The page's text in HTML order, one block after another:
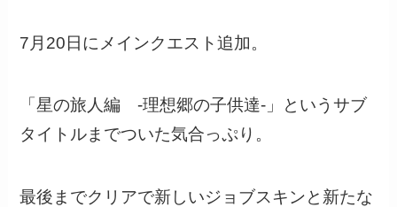
7月20日にメインクエスト追加。
「星の旅人編 -理想郷の子供達-」というサブ
タイトルまでついた気合っぷり。
最後までクリアで新しいジョブスキンと新たな